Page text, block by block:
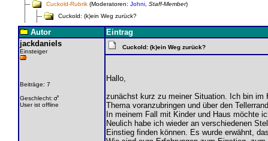
Cuckold-Rubrik (Moderatoren: Johni Staff-Member)
Cuckold: (k)ein Weg zurück?
Autor
Eintrag
jackdaniels
Einsteiger
Beiträge: 7
Geschlecht:
User ist offline
Cuckold: (k)ein Weg zurück?
Hallo,
zunächst kurz zu meiner Situation. Ich bin im
Thema voranzubringen und über den
In meinem Fall mit Kinder und Haus möchte
Neulich habe ich wieder an verschiedenen
Einstieg finden können. Es wurde erwähnt,